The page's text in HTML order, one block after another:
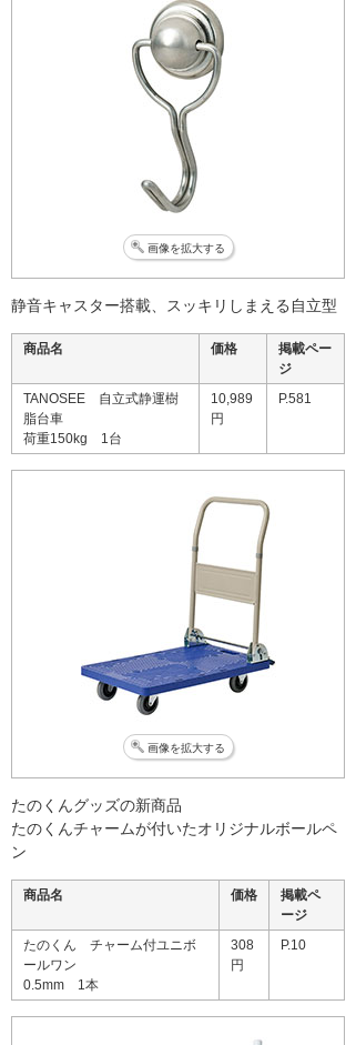
画像を拡大する
静音キャスター搭載、スッキリしまえる自立型
商品名 価格
掲載ペー
ジ
TANOSEE 自立式静運樹
脂台車
荷重150kg 1台
10,989
円
P.581
画像を拡大する
たのくんグッズの新商品
たのくんチャームが付いたオリジナルボールペ
ン
商品名 価格
掲載ペ
ージ
たのくん チャーム付ユニボ
ールワン
0.5mm 1本
308
円
P.10